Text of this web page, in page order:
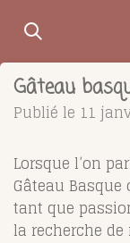
Passer
contenu
principal
Gâteau
Publié le 11
Lorsque l’on
Gâteau
tant que
la recherche